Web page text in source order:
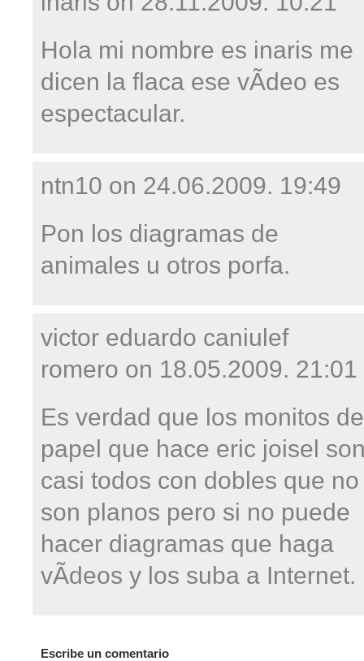
Hola mi nombre es inaris me
dicen la flaca ese vÃ­deo es
espectacular.
ntn10 on 24.06.2009. 19:49
Pon los diagramas de
animales u otros porfa.
victor eduardo caniulef
romero on 18.05.2009. 21:01
Es verdad que los monitos de
papel que hace eric joisel
casi todos con dobles que no
son planos pero si no puede
hacer diagramas que haga
vÃ­deos y los suba a Internet.
Escribe un comentario